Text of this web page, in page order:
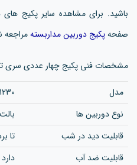
باشید. برای مشاهده سایر پکیج های
صفحهپکیج دوربین مداربستهمراجعه
مشخصات فنی پکیج چهار عددی سری
مدل
نوع دوربین ها
قابلیت دید در شب
تا برد 30 متر با
قابلیت ضد آب
دارد